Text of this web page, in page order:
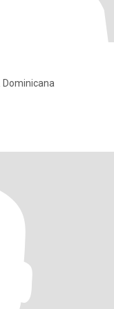
Dominicana